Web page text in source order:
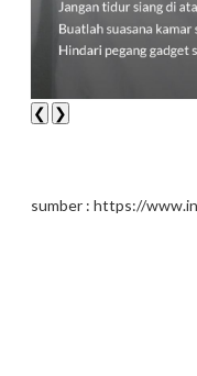
❮ ❯
sumber : https://